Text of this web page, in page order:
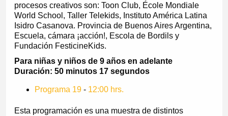
procesos creativos son: Toon Club, École Mondiale
World School, Taller Telekids, Instituto América Latina
Isidro Casanova. Provincia de Buenos Aires Argentina,
Escuela, cámara ¡acción!, Escola de Bordils y
Fundación FesticineKids.
Para niñas y niños de 9 años en adelante
Duración: 50 minutos 17 segundos
Programa 19 - 12:00 hrs.
Esta programación es una muestra de distintos